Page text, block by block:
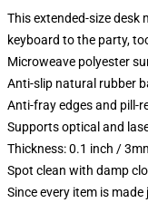
This extended-size desk
keyboard to the party,
Microweave polyester
Anti-slip natural rubber
Anti-fray edges and pill-
Supports optical and
Thickness: 0.1 inch /
Spot clean with damp
Since every item is